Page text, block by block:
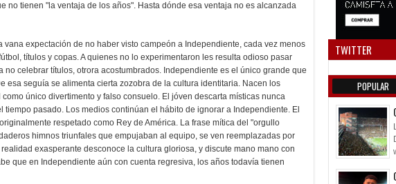
no tienen "la ventaja de los años". Hasta dónde esa ventaja no es alcanzada
expectación de no haber visto campeón a Independiente, cada vez menos
títulos y copas. A quienes no lo experimentaron les resulta odioso pasar
celebrar títulos, otrora acostumbrados. Independiente es el único grande que
esa seguía se alimenta cierta zozobra de la cultura identitaria. Nacen los
único divertimento y falso consuelo. El jóven descarta místicas nunca
pasado. Los medios continúan el hábito de ignorar a Independiente. El
respetado como Rey de América. La frase mítica del "orgullo
himnos triunfales que empujaban al equipo, se ven reemplazadas por
exasperante desconoce la cultura gloriosa, y discute mano mano con
que en Independiente aún con cuenta regresiva, los años todavía tienen
TWITTER
POPULAR